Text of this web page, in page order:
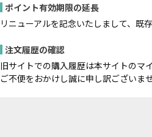
ポイント有効期限の延長
リニューアルを記念いたしまして、既
注文履歴の確認
旧サイトでの購入履歴は本サイトのマ
ご不便をおかけし誠に申し訳ございま